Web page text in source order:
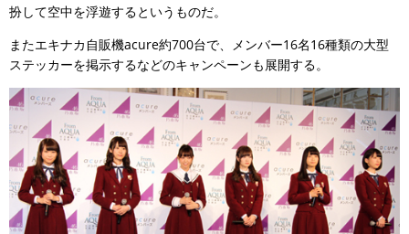
扮して空中を浮遊するというものだ。
またエキナカ自販機acure約700台で、メンバー16名16種類の大型
ステッカーを掲示するなどのキャンペーンも展開する。